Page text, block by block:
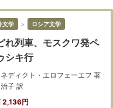
文学 ＞ ロシア文学
れ列車、モスクワ発ペ
シキ行
ディクト・エロフェーエフ 著
子 訳
2,136円